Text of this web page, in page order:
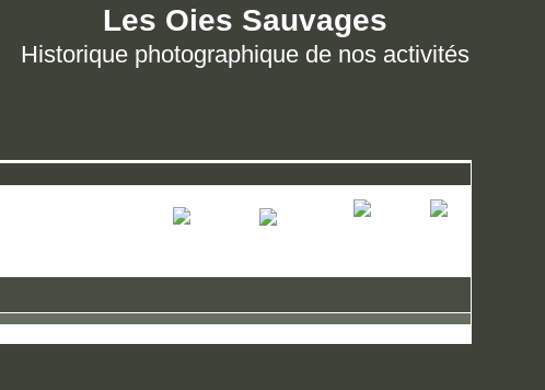
Les Oies Sauvages
Historique photographique de nos activités